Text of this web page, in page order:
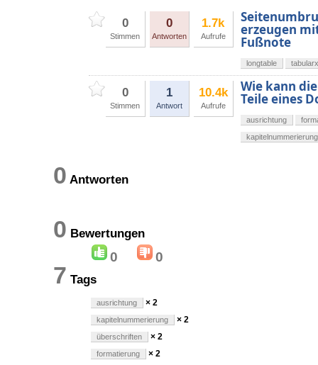
0
Stimmen
0
Antworten
1.7k
Aufrufe erzeugen
Fußnote
longtable tabularx
0
Stimmen
1
Antwort
10.4k
Aufrufe
Wie kann
Teile eines
ausrichtung
kapitelnummerierung
0 Antworten
0 Bewertungen
0 0
7 Tags
ausrichtung × 2
kapitelnummerierung × 2
überschriften × 2
formatierung × 2